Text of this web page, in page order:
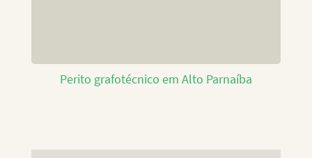
Perito grafotécnico em Alto Parnaíba